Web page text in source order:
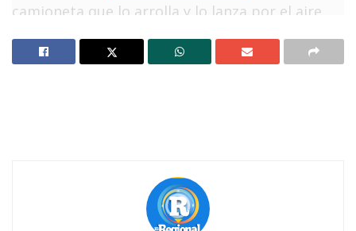
camioneta que lo arrolla y lo lanza por el aire
dejándolo gravemente lesionado.
circulación, y al llegar a La Cementera,
pretendió rebasar a un vehículo sin percatarse